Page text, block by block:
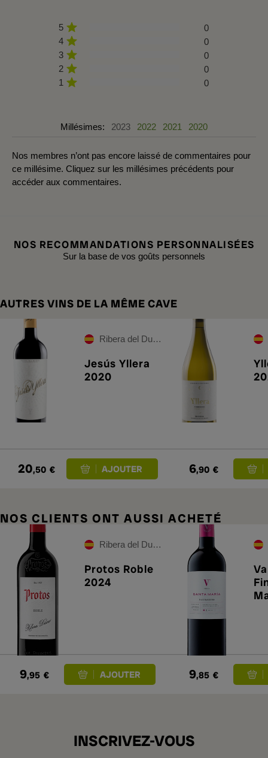
5
0
4
0
3
0
2
0
1
0
Millésimes: 2023 2022 2021 2020
Nos membres n’ont pas encore laissé de commentaires pour
ce millésime. Cliquez sur les millésimes précédents pour
accéder aux commentaires.
NOS RECOMMANDATIONS PERSONNALISÉES
Sur la base de vos goûts personnels
AUTRES VINS DE LA MÊME CAVE
Ribera del Duero
Jesús Yllera
2020
20,50 € 6,90 €
NOS CLIENTS ONT AUSSI ACHETÉ
Ribera del Duero
Protos Roble
2024
9,95 € 9,85 €
INSCRIVEZ-VOUS